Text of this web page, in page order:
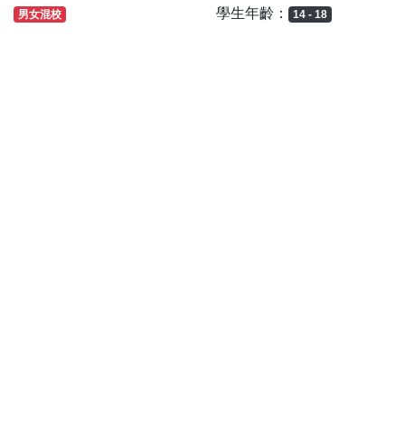
男女混校 學生年齡： 14 - 18